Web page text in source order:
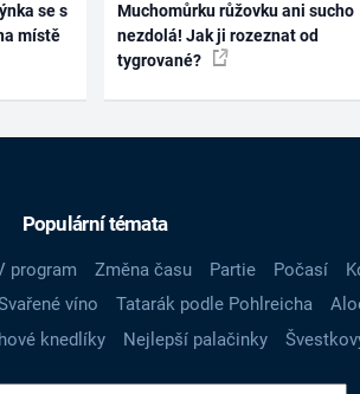
se s
místě
Muchomůrku růžovku ani sucho
nezdolá! Jak ji rozeznat od
tygrované?
Populární témata
program Změna času Partie Počasí
víno Tatarák podle Pohlreicha
knedlíky Nejlepší palačinky